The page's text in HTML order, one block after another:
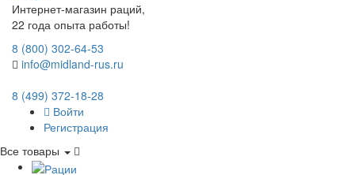
Интернет-магазин раций,
22 года опыта работы!
8 (800) 302-64-53
info@midland-rus.ru
8 (499) 372-18-28
Войти
Регистрация
Все товары